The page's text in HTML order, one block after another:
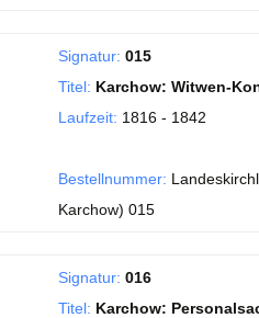
Signatur: 015
Titel: Karchow: Witwen-
Laufzeit: 1816 - 1842
Bestellnummer:
Karchow) 015
Signatur: 016
Titel: Karchow: